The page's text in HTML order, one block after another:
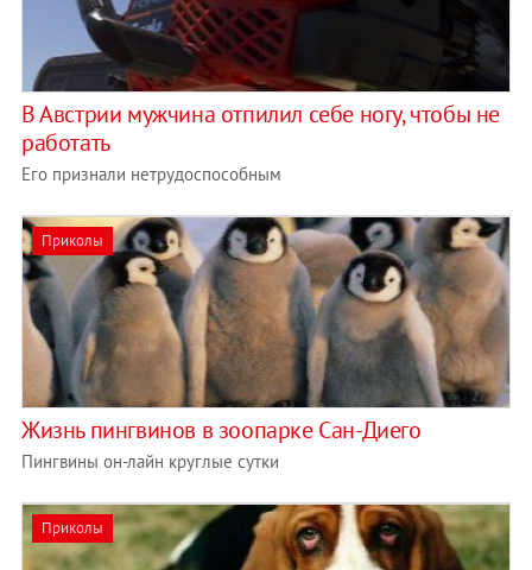
В Австрии мужчина отпилил себе ногу, чтобы не
работать
Его признали нетрудоспособным
Приколы
Жизнь пингвинов в зоопарке Сан-Диего
Пингвины он-лайн круглые сутки
Приколы